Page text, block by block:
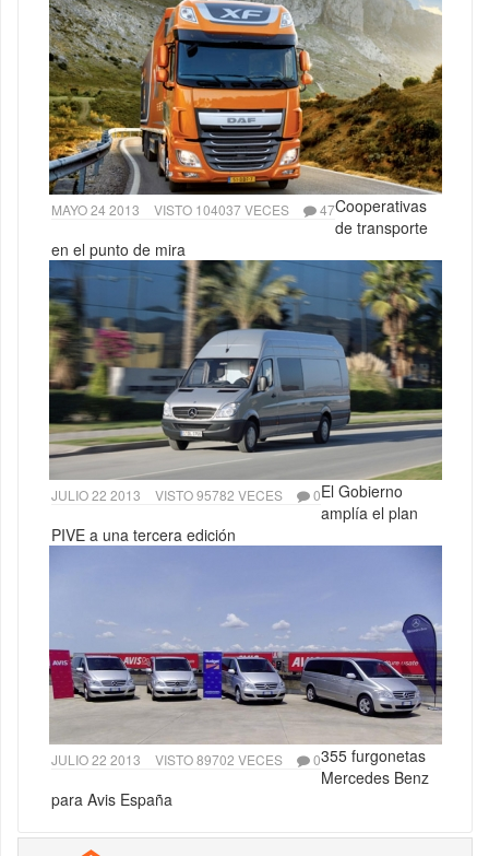
MAYO 24 2013 VISTO 104037 VECES 47Cooperativas
de transporte
en el punto de mira
JULIO 22 2013 VISTO 95782 VECES 0El Gobierno
amplía el plan
PIVE a una tercera edición
JULIO 22 2013 VISTO 89702 VECES 0355 furgonetas
Mercedes Benz
para Avis España